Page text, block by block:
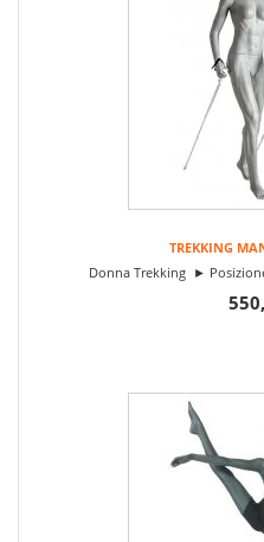
TREKKING
Donna Trekking ►